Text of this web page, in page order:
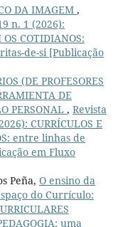
DA IMAGEM ,
n. 1 (2026):
OS COTIDIANOS:
de-si [Publicação
(DE PROFESORES
DE
PERSONAL , Revista
CURRÍCULOS E
entre linhas de
em Fluxo
Peña, O ensino da
do Currículo:
uma